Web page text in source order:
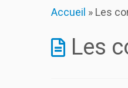
Accueil » Les
Les